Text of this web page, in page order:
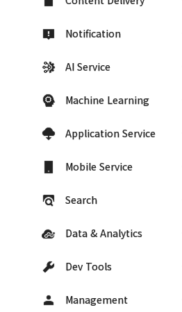
Notification
AI Service
Machine Learning
Application Service
Mobile Service
Search
Data & Analytics
Dev Tools
Management